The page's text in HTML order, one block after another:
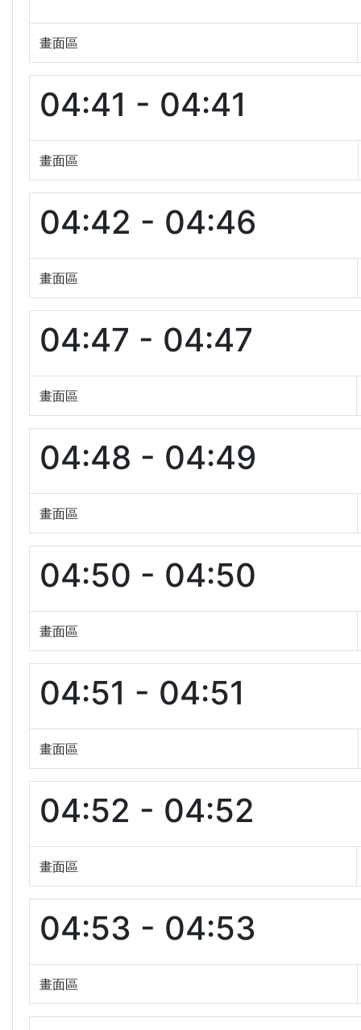
畫面區
04:41 - 04:41
畫面區
04:42 - 04:46
畫面區
04:47 - 04:47
畫面區
04:48 - 04:49
畫面區
04:50 - 04:50
畫面區
04:51 - 04:51
畫面區
04:52 - 04:52
畫面區
04:53 - 04:53
畫面區